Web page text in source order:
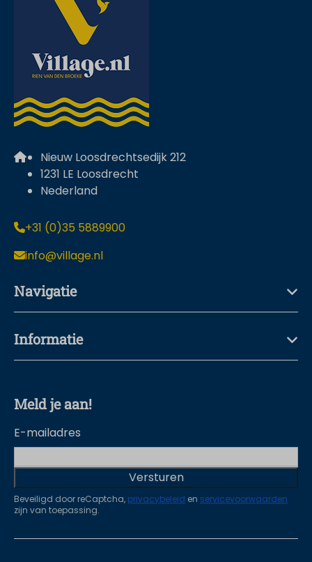
Nieuw Loosdrechtsedijk 212
1231 LE Loosdrecht
Nederland
+31 (0)35 5889900
info@village.nl
Navigatie
Informatie
Meld je aan!
E-mailadres
Versturen
Beveiligd door reCaptcha, privacybeleid en servicevoorwaarden
zijn van toepassing.